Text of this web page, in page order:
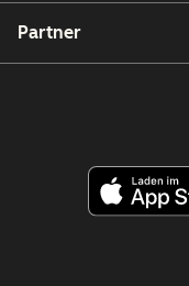
Partner